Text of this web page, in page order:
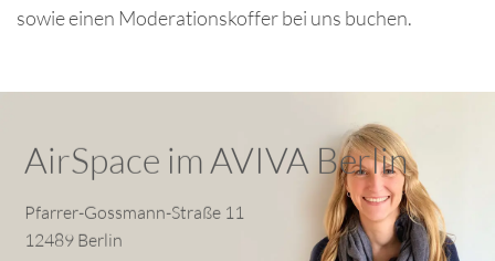
sowie einen Moderationskoffer bei uns buchen.
AirSpace im AVIVA Berlin
Pfarrer-Gossmann-Straße 11
12489 Berlin